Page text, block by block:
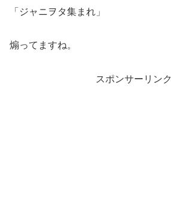
「ジャニヲタ集まれ」
煽ってますね。
スポンサーリンク